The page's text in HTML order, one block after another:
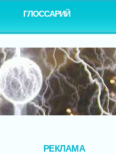
ГЛОССАРИЙ
РЕКЛАМА